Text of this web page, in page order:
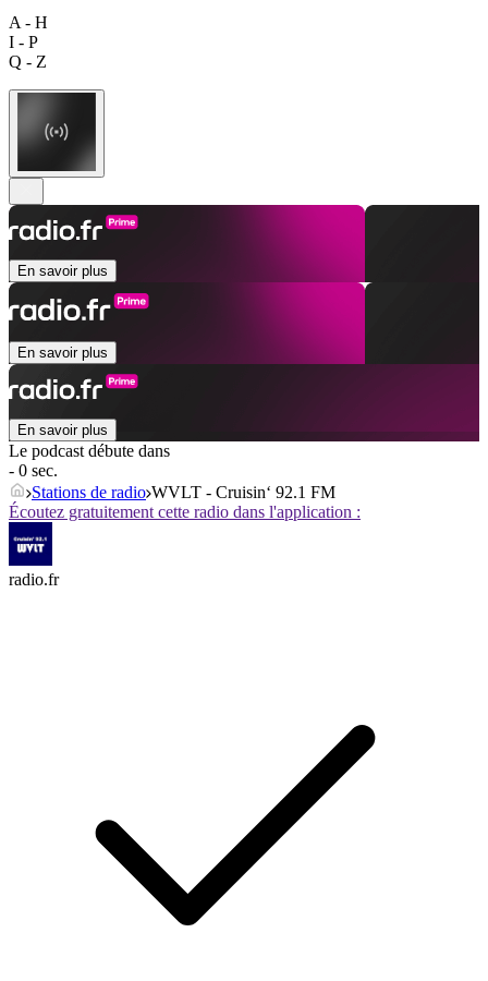
A - H
I - P
Q - Z
En savoir plus
En savoir plus
En savoir plus
Le podcast débute dans
- 0 sec.
Stations de radio WVLT - Cruisin‘ 92.1 FM
Écoutez gratuitement cette radio dans l'application :
radio.fr